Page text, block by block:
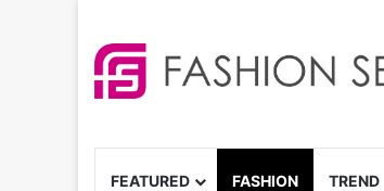
FEATURED FASHION TREND